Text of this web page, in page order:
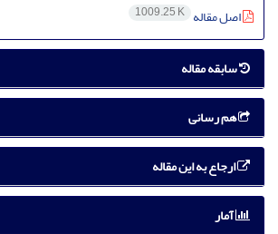
اصل مقاله 1009.25 K
سابقه مقاله
هم رسانی
ارجاع به این مقاله
آمار